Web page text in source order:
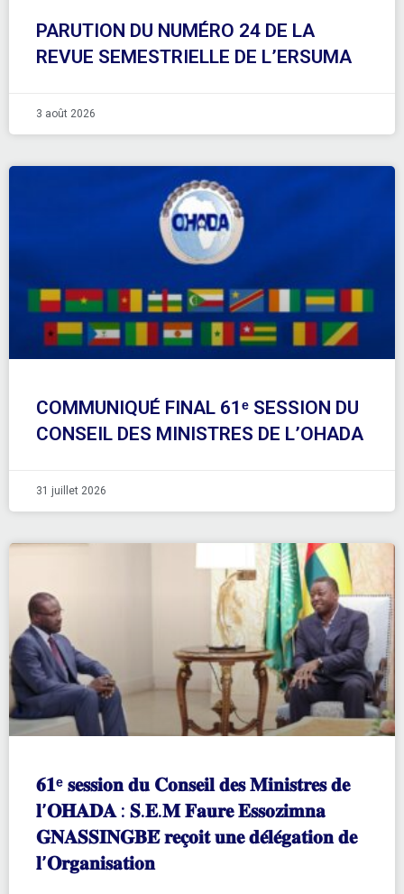
PARUTION DU NUMÉRO 24 DE LA
REVUE SEMESTRIELLE DE L’ERSUMA
3 août 2026
COMMUNIQUÉ FINAL 61ᵉ SESSION DU
CONSEIL DES MINISTRES DE L’OHADA
31 juillet 2026
𝟔𝟏ᵉ 𝐬𝐞𝐬𝐬𝐢𝐨𝐧 𝐝𝐮 𝐂𝐨𝐧𝐬𝐞𝐢𝐥 𝐝𝐞𝐬 𝐌𝐢𝐧𝐢𝐬𝐭𝐫𝐞𝐬 𝐝𝐞
𝐥’𝐎𝐇𝐀𝐃𝐀 : 𝐒.𝐄.𝐌 𝐅𝐚𝐮𝐫𝐞 𝐄𝐬𝐬𝐨𝐳𝐢𝐦𝐧𝐚
𝐆𝐍𝐀𝐒𝐒𝐈𝐍𝐆𝐁𝐄́ 𝐫𝐞𝐜̧𝐨𝐢𝐭 𝐮𝐧𝐞 𝐝𝐞́𝐥𝐞́𝐠𝐚𝐭𝐢𝐨𝐧 𝐝𝐞
𝐥’𝐎𝐫𝐠𝐚𝐧𝐢𝐬𝐚𝐭𝐢𝐨𝐧